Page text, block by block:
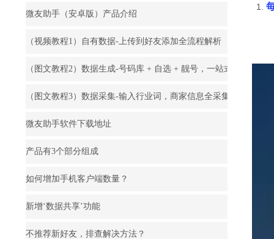
微友助手（安卓版）产品介绍
（视频教程1）自有数据-上传到好友添加全流程解析
（图文教程2）数据生成-号码库 + 自选 + 靓号，一站式满足你的
（图文教程3）数据采集-输入行业词，商家信息全采集
微友助手软件下载地址
产品有3个部分组成
如何增加手机客户端数量？
新增‘数据共享’功能
不推荐新好友，排查解决方法？